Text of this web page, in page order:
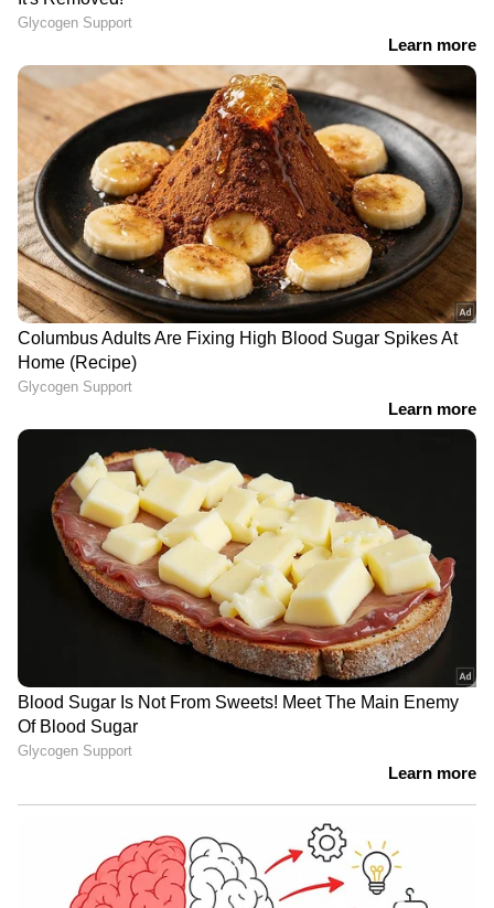
LATEST VIDEOS
സാമൂഹിക ക്ഷേമപെന്‍ഷന്‍
വിതരണം ബാങ്കിലൂടെ മാത്രം;
പദ്ധതി അവസാനിപ്പിക്കാന്‍
നീക്കമെന്ന് പ്രതിപക്ഷം
അപകടമോ കൊലപാതകമോ?
Thrissur | Accident news | Crime news
| Kerala Police